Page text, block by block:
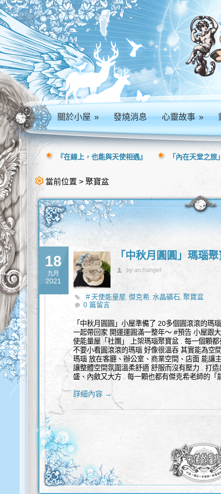
關於小屋» 發燒消息 心靈故事»
當前位置 > 聚寶盆
18
九月
2021
「中秋月圓圓」瑪瑙
by archangel
＃天使能量屋,傑克希,水晶礦石,聚寶盆
0 篇留言
「中秋月圓圓」小屋準備了 20多個圓滾滾的瑪
一起帶回家 開運運圓滿一整年～ #預告 小屋跟
使能量屋「社團」 上架瑪瑙聚寶盆 . 每一個顆
不要小看圓滾滾的瑪瑙 好像很溫吞 其實能為空
瑪瑙 放在客廳、辦公室、商業空間、店面 能讓
讓整體空間氛圍溫柔舒適 舒服而沒有壓力 . 打
盛、內斂又大方 . 每一顆也都有傑克希老師的「
詳細內容 →
『在線上，也能與天使相遇』 「內在天堂之